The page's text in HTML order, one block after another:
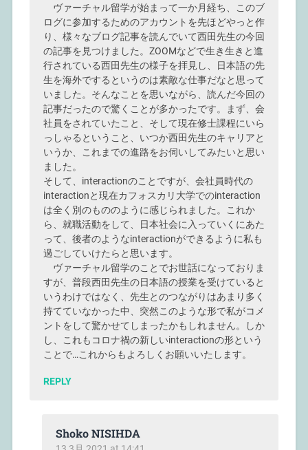
ヴァーチャル留学が始まって一か月経ち、このブ
ログに参加するためのアカウントを先ほどやっと作
り、様々なブログ記事を読んでいて西田先生の今回
の記事を見つけました。ZOOMなどで生き生きと進
行されている西田先生の様子を拝見し、日本語の先
生を海外でするというのは素敵な仕事だなと思って
いました。そんなことを思いながら、読んだ今回の
記事だったので驚くことが多かったです。まず、会
社員をされていたこと、そして現在修士課程にいら
っしゃるということ、いつか西田先生のキャリアと
いうか、これまでの進路をお伺いしてみたいと思い
ました。
そして、interactionのことですが、会社員時代の
interactionと現在カフォスカリ大学でのinteraction
は全く別のもののように感じられました。これか
ら、就職活動をして、日本社会に入っていくにあた
って、後者のようなinteractionができるように私も
過ごしていけたらと思います。
ヴァーチャル留学のことでお世話になっておりま
すが、普段西田先生の日本語の授業を受けていると
いうわけではなく、先生とのつながりはあまり多く
持てていなかった中、突然このような形で私がコメ
ントをして驚かせてしまったかもしれません。しか
し、これもコロナ禍の新しいinteractionの形という
ことで…これからもよろしくお願いいたします。
REPLY
Shoko NISIHDA